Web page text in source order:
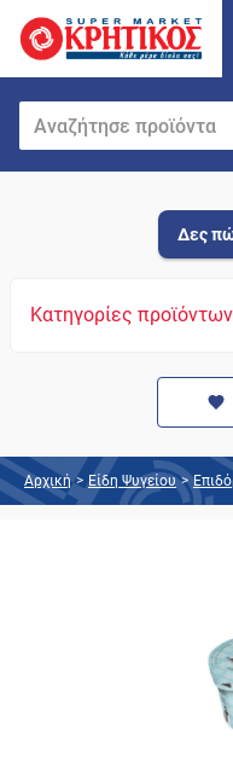
Δες
Κατηγορίες προϊόντων
Αρχική > Είδη Ψυγείου >